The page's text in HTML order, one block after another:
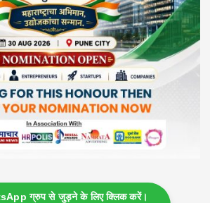
ग्रुप से जुड़ने के लिए क्लिक करें।